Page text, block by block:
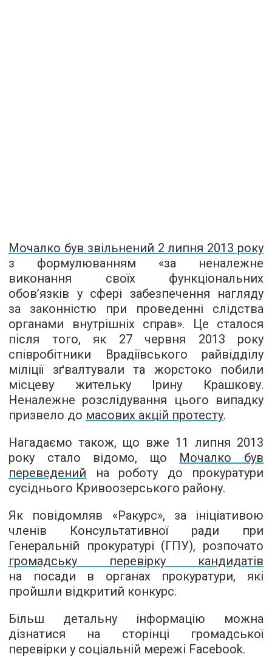
Мочалко був звільнений 2 липня 2013 року
з формулюванням «за неналежне
виконання своїх функціональних
обов’язків у сфері забезпечення нагляду
за законністю при проведенні слідства
органами внутрішніх справ». Це сталося
після того, як 27 червня 2013 року
співробітники Врадіївського райвідділу
міліції зґвалтували та жорстоко побили
місцеву жительку Ірину Крашкову.
Неналежне розслідування цього випадку
призвело до масових акцій протесту.
Нагадаємо також, що вже 11 липня 2013
року стало відомо, що Мочалко був
переведений на роботу до прокуратури
сусіднього Кривоозерського району.
Як повідомляв «Ракурc», за ініціативою
членів Консультативної ради при
Генеральній прокуратурі (ГПУ), розпочато
громадську перевірку кандидатів
на посади в органах прокуратури, які
пройшли відкритий конкурс.
Більш детальну інформацію можна
дізнатися на сторінці громадської
перевірки у соціальній мережі Facebook.